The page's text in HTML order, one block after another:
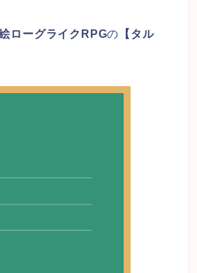
ローグライクRPGの 【タル